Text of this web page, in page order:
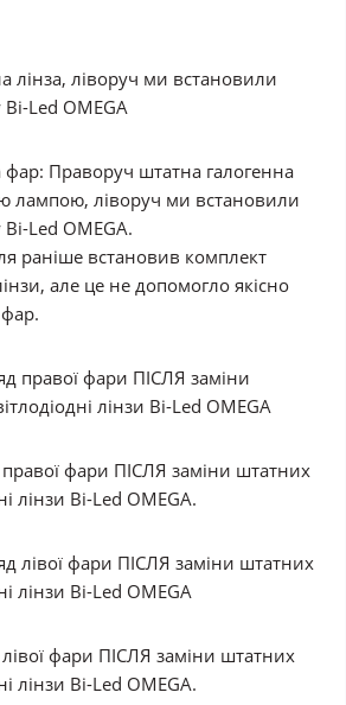
фар: Праворуч штатна галогенна
лампою, ліворуч ми встановили
Bi-Led OMEGA.
раніше встановив комплект
але це не допомогло якісно
фари ПІСЛЯ заміни штатних
лінзи Bi-Led OMEGA.
фари ПІСЛЯ заміни штатних
лінзи Bi-Led OMEGA.